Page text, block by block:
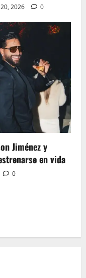
2026 0
Jiménez y
en vida
0